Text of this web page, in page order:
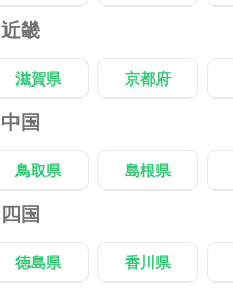
近畿
滋賀県 京都府
中国
鳥取県 島根県
四国
徳島県 香川県